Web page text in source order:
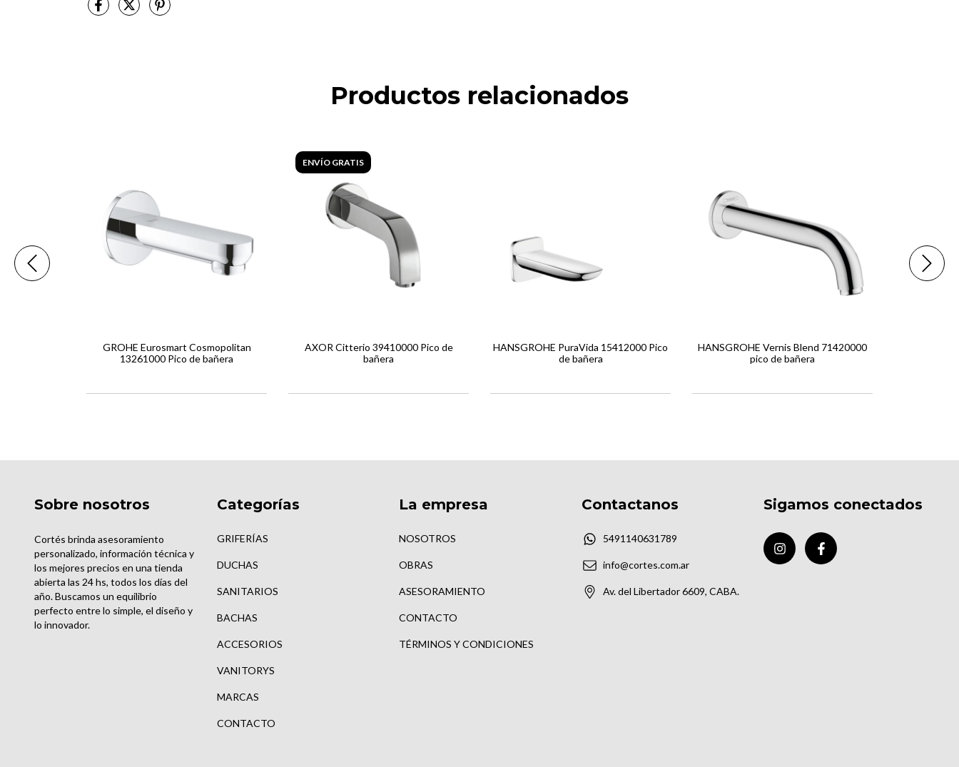
Productos relacionados
GROHE Eurosmart Cosmopolitan
13261000 Pico de bañera
ENVÍO GRATIS
AXOR Citterio 39410000 Pico de
bañera
HANSGROHE PuraVida 15412000 Pico
de bañera
HANSGROHE Vernis Blend 71420000
pico de bañera
Sobre nosotros
Cortés brinda asesoramiento
personalizado, información técnica y
los mejores precios en una tienda
abierta las 24 hs, todos los días del
año. Buscamos un equilibrio
perfecto entre lo simple, el diseño y
lo innovador.
Categorías
GRIFERÍAS
DUCHAS
SANITARIOS
BACHAS
ACCESORIOS
VANITORYS
MARCAS
CONTACTO
La empresa
NOSOTROS
OBRAS
ASESORAMIENTO
CONTACTO
TÉRMINOS Y CONDICIONES
Contactanos
5491140631789
info@cortes.com.ar
Av. del Libertador 6609, CABA.
Sigamos conectados